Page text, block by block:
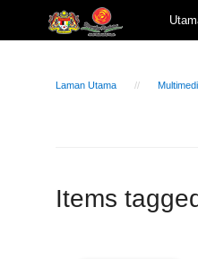
Laman Utama
Items